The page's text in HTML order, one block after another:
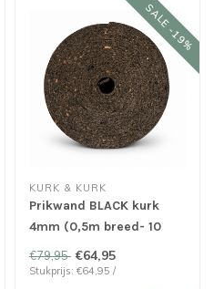
SALE -19%
KURK & KURK
Prikwand BLACK kurk
4mm (0,5m breed- 10
meter lang)
€79,95 €64,95
Stukprijs: €64,95 /